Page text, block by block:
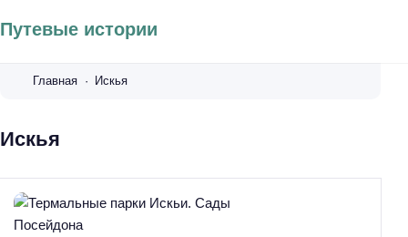
Путевые истории
Главная Искья
Искья